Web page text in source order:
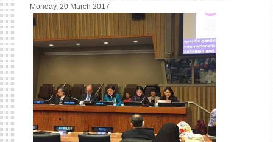
Monday, 20 March 2017